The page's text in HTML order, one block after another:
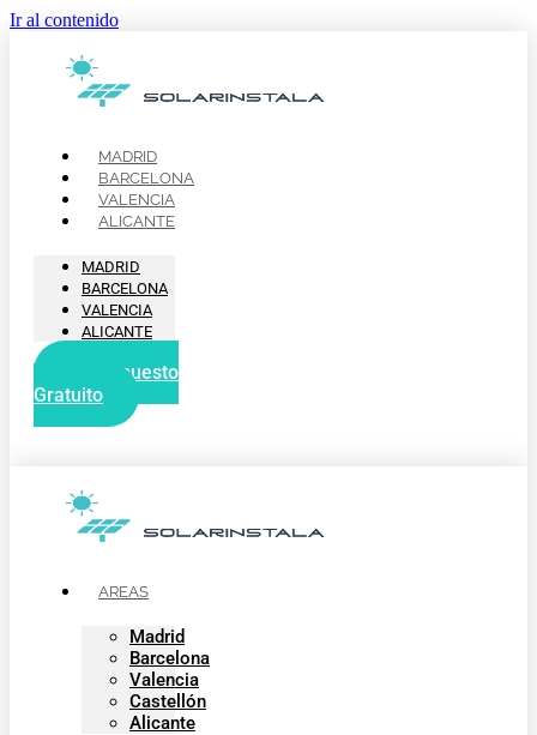
Ir al contenido
MADRID
BARCELONA
VALENCIA
ALICANTE
MADRID
BARCELONA
VALENCIA
ALICANTE
Presupuesto
Gratuito
AREAS
Madrid
Barcelona
Valencia
Castellón
Alicante